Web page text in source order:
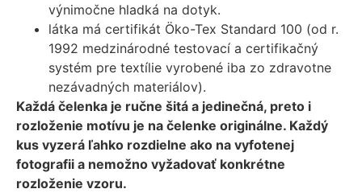
výnimočne hladká na dotyk.
látka má certifikát Öko-Tex Standard 100 (od r.
1992 medzinárodné testovací a certifikačný
systém pre textílie vyrobené iba zo zdravotne
nezávadných materiálov).
Každá čelenka je ručne šitá a jedinečná, preto i
rozloženie motívu je na čelenke originálne. Každý
kus vyzerá ľahko rozdielne ako na vyfotenej
fotografii a nemožno vyžadovať konkrétne
rozloženie vzoru.